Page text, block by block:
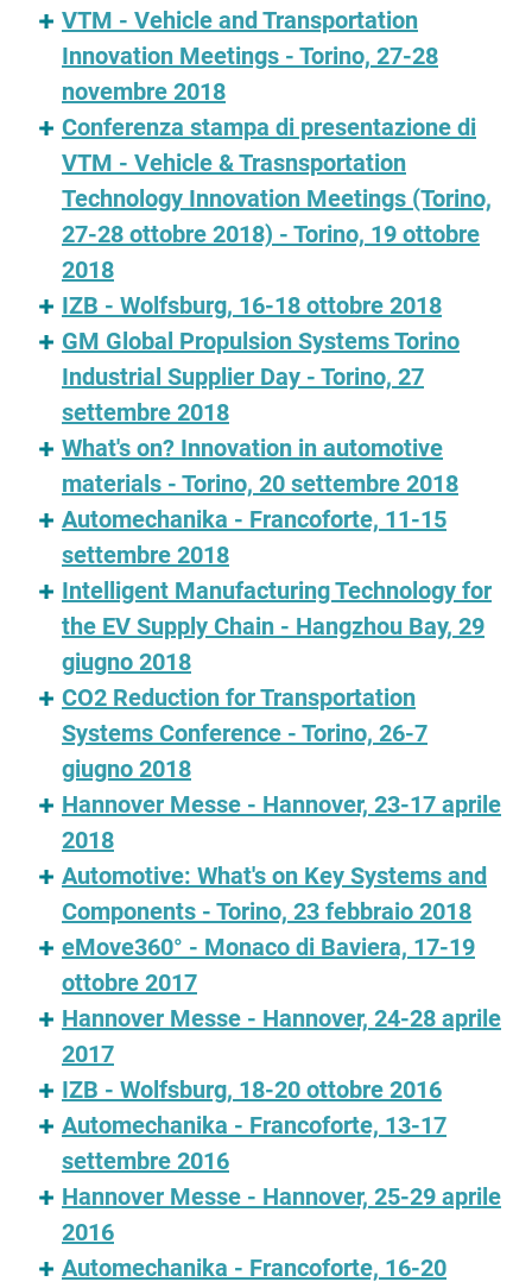
VTM - Vehicle and Transportation
Innovation Meetings - Torino, 27-28
novembre 2018
Conferenza stampa di presentazione di
VTM - Vehicle & Trasnsportation
Technology Innovation Meetings (Torino,
27-28 ottobre 2018) - Torino, 19 ottobre
2018
IZB - Wolfsburg, 16-18 ottobre 2018
GM Global Propulsion Systems Torino
Industrial Supplier Day - Torino, 27
settembre 2018
What's on? Innovation in automotive
materials - Torino, 20 settembre 2018
Automechanika - Francoforte, 11-15
settembre 2018
Intelligent Manufacturing Technology for
the EV Supply Chain - Hangzhou Bay, 29
giugno 2018
CO2 Reduction for Transportation
Systems Conference - Torino, 26-7
giugno 2018
Hannover Messe - Hannover, 23-17 aprile
2018
Automotive: What's on Key Systems and
Components - Torino, 23 febbraio 2018
eMove360° - Monaco di Baviera, 17-19
ottobre 2017
Hannover Messe - Hannover, 24-28 aprile
2017
IZB - Wolfsburg, 18-20 ottobre 2016
Automechanika - Francoforte, 13-17
settembre 2016
Hannover Messe - Hannover, 25-29 aprile
2016
Automechanika - Francoforte, 16-20